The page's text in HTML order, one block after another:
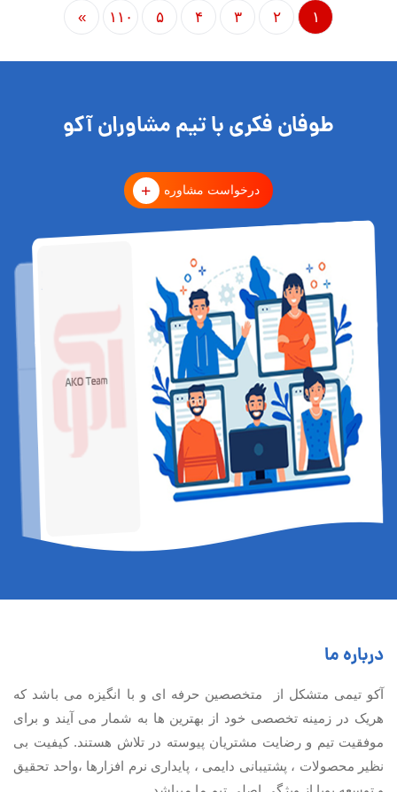
۱ ۲ ۳ ۴ ۵ ۱۱۰ »
طوفان فکری با تیم مشاوران آکو
درخواست مشاوره
درباره ما
آكو تيمی متشکل از متخصصین حرفه ای و با انگیزه می باشد که
هریک در زمینه تخصصی خود از بهترین ها به شمار می آیند و برای
موفقیت تيم و رضایت مشتریان پیوسته در تلاش هستند. کیفیت بی
نظير محصولات ، پشتیبانی دايمی ، پایداری نرم افزارها ،واحد تحقیق